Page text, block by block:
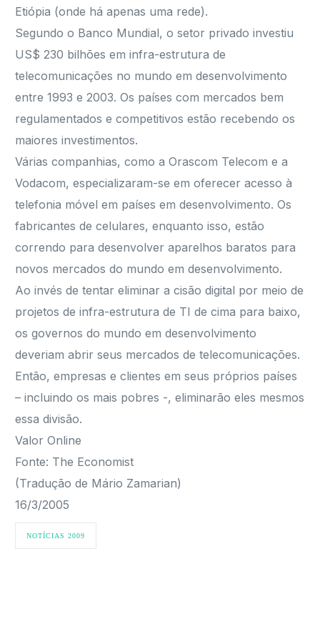
Etiópia (onde há apenas uma rede).
Segundo o Banco Mundial, o setor privado investiu
US$ 230 bilhões em infra-estrutura de
telecomunicações no mundo em desenvolvimento
entre 1993 e 2003. Os países com mercados bem
regulamentados e competitivos estão recebendo os
maiores investimentos.
Várias companhias, como a Orascom Telecom e a
Vodacom, especializaram-se em oferecer acesso à
telefonia móvel em países em desenvolvimento. Os
fabricantes de celulares, enquanto isso, estão
correndo para desenvolver aparelhos baratos para
novos mercados do mundo em desenvolvimento.
Ao invés de tentar eliminar a cisão digital por meio de
projetos de infra-estrutura de TI de cima para baixo,
os governos do mundo em desenvolvimento
deveriam abrir seus mercados de telecomunicações.
Então, empresas e clientes em seus próprios países
– incluindo os mais pobres -, eliminarão eles mesmos
essa divisão.
Valor Online
Fonte: The Economist
(Tradução de Mário Zamarian)
16/3/2005
NOTÍCIAS 2009